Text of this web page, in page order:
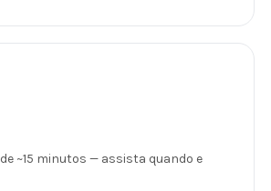
~15 minutos — assista quando e